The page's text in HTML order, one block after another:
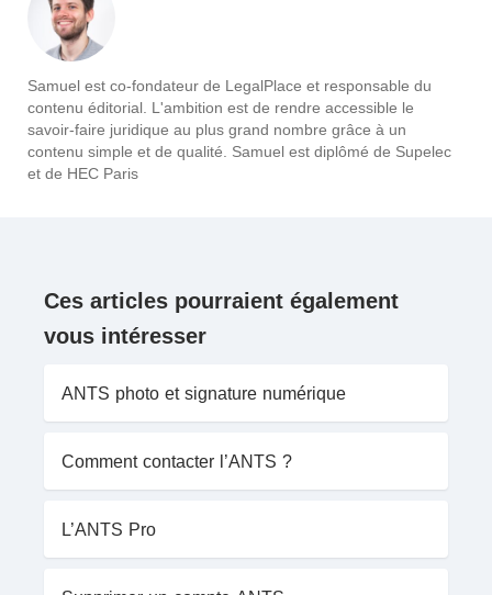
Samuel est co-fondateur de LegalPlace et responsable du
contenu éditorial. L'ambition est de rendre accessible le
savoir-faire juridique au plus grand nombre grâce à un
contenu simple et de qualité. Samuel est diplômé de Supelec
et de HEC Paris
Ces articles pourraient également
vous intéresser
ANTS photo et signature numérique
Comment contacter l’ANTS ?
L’ANTS Pro